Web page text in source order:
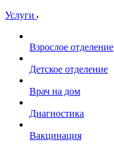
Услуги
Взрослое отделение
Детское отделение
Врач на дом
Диагностика
Вакцинация